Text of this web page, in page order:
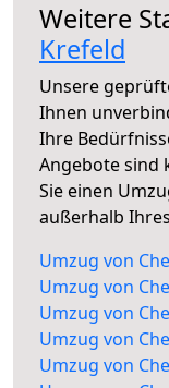
Weitere
Krefeld
Unsere
Ihnen
Ihre
Angebote sind
Sie einen
außerhalb
Umzug von
Umzug von
Umzug von
Umzug von
Umzug von